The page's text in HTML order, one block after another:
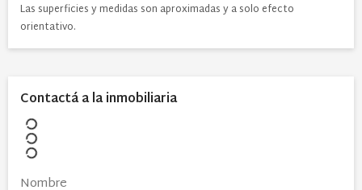
Las superficies y medidas son aproximadas y a solo efecto
orientativo.
Contactá a la inmobiliaria